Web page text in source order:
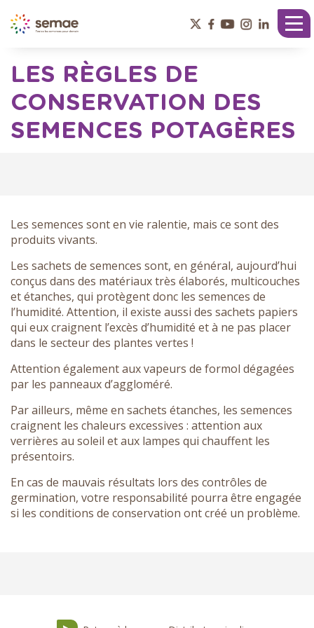
LES RÈGLES DE
CONSERVATION DES
SEMENCES POTAGÈRES
Les semences sont en vie ralentie, mais ce sont des
produits vivants.
Les sachets de semences sont, en général, aujourd’hui
conçus dans des matériaux très élaborés, multicouches
et étanches, qui protègent donc les semences de
l’humidité. Attention, il existe aussi des sachets papiers
qui eux craignent l’excès d’humidité et à ne pas placer
dans le secteur des plantes vertes !
Attention également aux vapeurs de formol dégagées
par les panneaux d’aggloméré.
Par ailleurs, même en sachets étanches, les semences
craignent les chaleurs excessives : attention aux
verrières au soleil et aux lampes qui chauffent les
présentoirs.
En cas de mauvais résultats lors des contrôles de
germination, votre responsabilité pourra être engagée
si les conditions de conservation ont créé un problème.